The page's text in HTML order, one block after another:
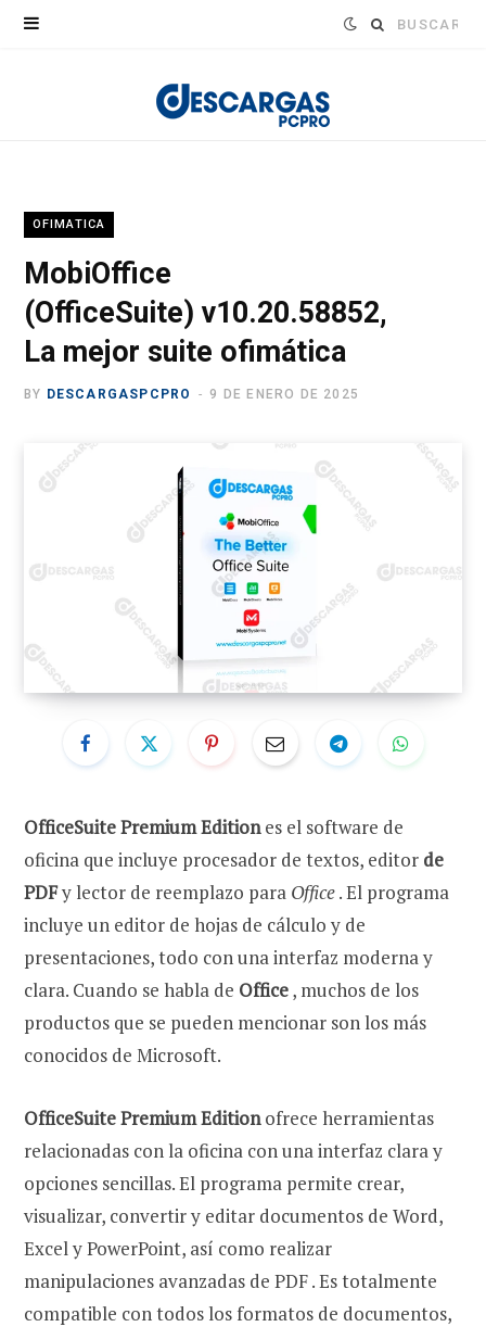
Buscar:
OFIMATICA
MobiOffice
(OfficeSuite) v10.20.58852,
La mejor suite ofimática
BY DESCARGASPCPRO 9 DE ENERO DE 2025
OfficeSuite Premium Editiones el software de
oficina que incluye procesador de textos, editor de
PDFy lector de reemplazo para Office. El programa
incluye un editor de hojas de cálculo y de
presentaciones, todo con una interfaz moderna y
clara. Cuando se habla de Office, muchos de los
productos que se pueden mencionar son los más
conocidos de Microsoft.
OfficeSuite Premium Editionofrece herramientas
relacionadas con la oficina con una interfaz clara y
opciones sencillas. El programa permite crear,
visualizar, convertir y editar documentos de Word,
Excel y PowerPoint, así como realizar
manipulaciones avanzadas de PDF . Es totalmente
compatible con todos los formatos de documentos,